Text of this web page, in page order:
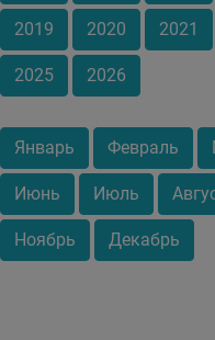
2019 2020 2021
2025 2026
Январь Февраль
Июнь Июль
Ноябрь Декабрь